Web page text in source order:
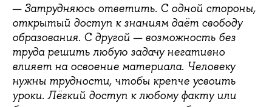
— Затрудняюсь ответить. С одной стороны,
открытый доступ к знаниям даёт свободу
образования. С другой — возможность без
труда решить любую задачу негативно
влияет на освоение материала. Человеку
нужны трудности, чтобы крепче усвоить
уроки. Лёгкий доступ к любому факту или